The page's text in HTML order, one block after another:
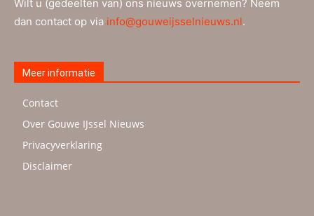
Wilt u (gedeelten van) ons nieuws overnemen? Neem
dan contact op via info@gouweijsselnieuws.nl.
Meer informatie
Contact
Over Gouwe IJssel Nieuws
Privacyverklaring
Disclaimer